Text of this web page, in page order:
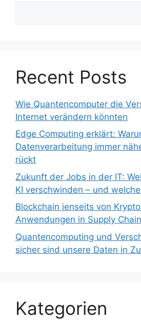
Recent Posts
Wie Quantencomputer die
Internet verändern könnten
Edge Computing erklärt:
Datenverarbeitung immer
rückt
Zukunft der Jobs in der IT:
KI verschwinden – und
Blockchain jenseits von
Anwendungen in Supply
Quantencomputing und
sicher sind unsere Daten in
Kategorien